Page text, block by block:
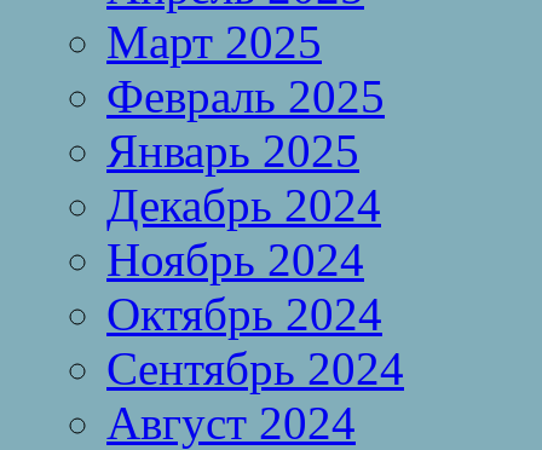
Март 2025
Февраль 2025
Январь 2025
Декабрь 2024
Ноябрь 2024
Октябрь 2024
Сентябрь 2024
Август 2024